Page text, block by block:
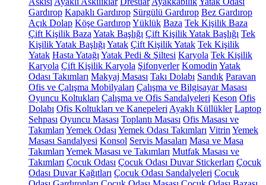
Gardırop Kapaklı Gardırop Sürgülü Gardırop Bez Gardırop
Açık Dolap Köşe GardıropYüklük Baza Tek Kişilik Baza
Çift Kişilik Baza Yatak Başlığı Çift Kişilik Yatak Başlığı Tek
Kişilik Yatak Başlığı Yatak Çift Kişilik Yatak Tek Kişilik
Yatak Hasta Yatağı Yatak Pedi & Şiltesi Karyola Tek Kişilik
Karyola Çift Kişilik Karyola Şifonyerler Komodin Yatak
Odası Takımları Makyaj Masası Takı Dolabı Sandık Paravan
Ofis ve Çalışma Mobilyaları Çalışma ve Bilgisayar Masası
Oyuncu Koltukları Çalışma ve Ofis Sandalyeleri Keson Ofis
Dolabı Ofis Koltukları ve Kanepeleri Ayaklı Küllükler Laptop
Sehpası Oyuncu Masası Toplantı Masası Ofis Masası ve
Takımları Yemek Odası Yemek Odası Takımları Vitrin Yemek
Masası Sandalyesi Konsol Servis Masaları Masa ve Masa
Takımları Yemek Masası ve Takımları Mutfak Masası ve
Takımları Çocuk Odası Çocuk Odası Duvar Stickerları Çocuk
Odası Duvar Kağıtları Çocuk Odası Sandalyeleri Çocuk